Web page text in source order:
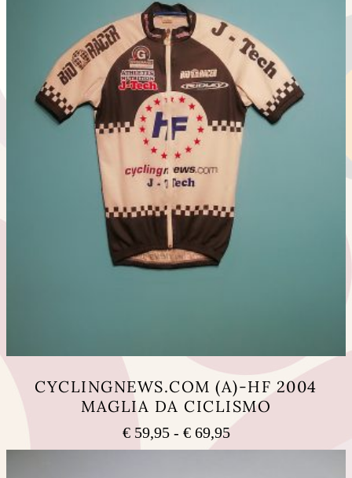
possono
essere
scelte
del
prodotto
CYCLINGNEWS.COM (A)-HF 2004
MAGLIA DA CICLISMO
€59,95 - €69,95Fascia
di